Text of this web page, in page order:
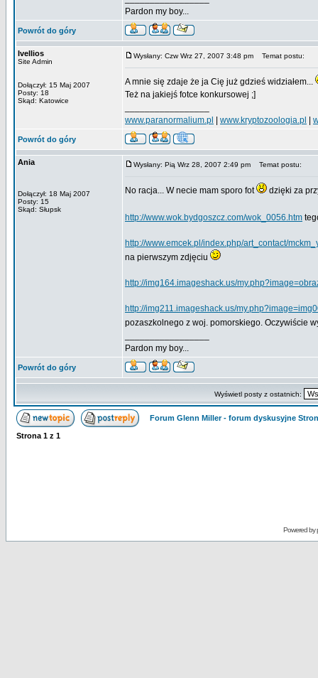
Pardon my boy...
Powrót do góry
Ivellios
Site Admin
Dołączył: 15 Maj 2007
Posty: 18
Skąd: Katowice
Wysłany: Czw Wrz 27, 2007 3:48 pm Temat postu:
A mnie się zdaje że ja Cię już gdzieś widziałem...
Też na jakiejś fotce konkursowej ;]
www.paranormalium.pl
www.kryptozoologia.pl
Powrót do góry
Ania
Dołączył: 18 Maj 2007
Posty: 15
Skąd: Słupsk
Wysłany: Pią Wrz 28, 2007 2:49 pm Temat postu:
No racja... W necie mam sporo fot dzięki za
http://www.wok.bydgoszcz.com/wok_0056.htm
http://www.emcek.pl/index.php/art_contact/
na pierwszym zdjęciu
http://img164.imageshack.us/
http://img211.imageshack.us/
pozaszkolnego z woj. pomorskiego. Oczywiście
Pardon my boy...
Powrót do góry
Wyświetl posty z ostatnich:
Forum Glenn Miller - forum dyskusyjne
Strona 1 z 1
Powered by